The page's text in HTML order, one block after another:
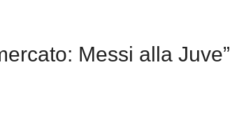
Messi alla Juve”